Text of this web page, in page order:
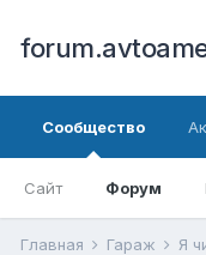
Сообщество
Сайт Форум
Главная Гараж Я